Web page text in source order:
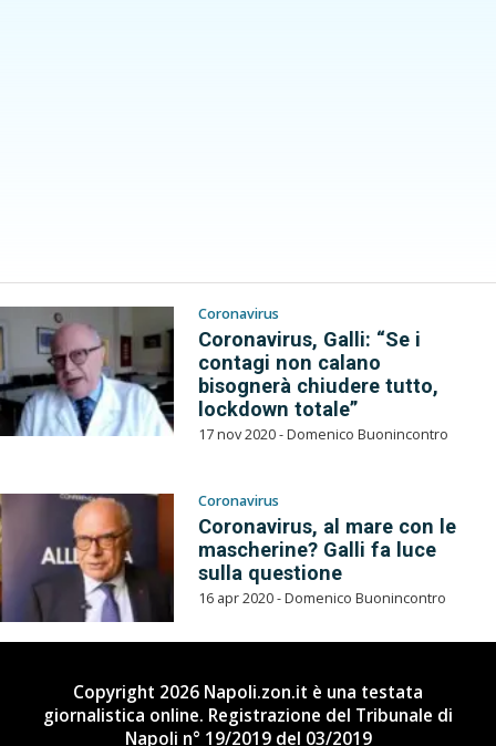
Coronavirus
Coronavirus, Galli: “Se i
contagi non calano
bisognerà chiudere tutto,
lockdown totale”
17 nov 2020 - Domenico Buonincontro
Coronavirus
Coronavirus, al mare con le
mascherine? Galli fa luce
sulla questione
16 apr 2020 - Domenico Buonincontro
Copyright 2026 Napoli.zon.it è una testata
giornalistica online. Registrazione del Tribunale di
Napoli n° 19/2019 del 03/2019